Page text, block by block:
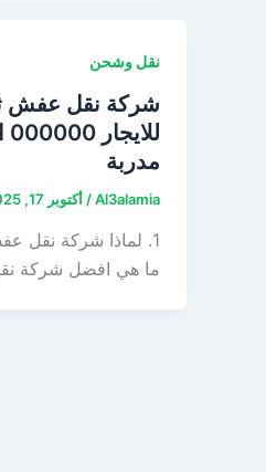
نقل وشحن
شركة نقل عفش
مدربة
Al3alamia
/ أكتوبر 17, 2025
ما هي افضل شركة نقل